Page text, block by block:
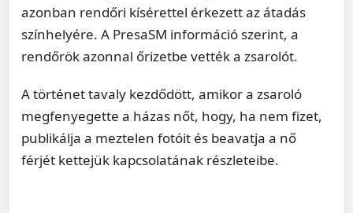
azonban rendőri kísérettel érkezett az átadás
színhelyére. A PresaSM információ szerint, a
rendőrök azonnal őrizetbe vették a zsarolót.
A történet tavaly kezdődött, amikor a zsaroló
megfenyegette a házas nőt, hogy, ha nem fizet,
publikálja a meztelen fotóit és beavatja a nő
férjét kettejük kapcsolatának részleteibe.